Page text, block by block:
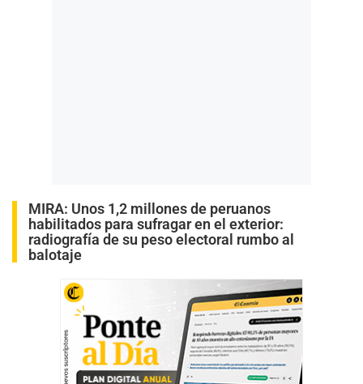
MIRA: Unos 1,2 millones de peruanos
habilitados para sufragar en el exterior:
radiografía de su peso electoral rumbo al
balotaje